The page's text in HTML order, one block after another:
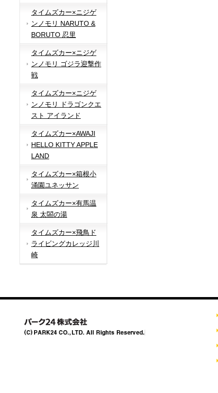
タイムズカー×ニジゲ
ンノモリ NARUTO &
BORUTO 忍里
タイムズカー×ニジゲ
ンノモリ ゴジラ迎撃作
戦
タイムズカー×ニジゲ
ンノモリ ドラゴンクエ
スト アイランド
タイムズカー×AWAJI
HELLO KITTY APPLE
LAND
タイムズカー×箱根小
涌園ユネッサン
タイムズカー×有馬温
泉 太閤の湯
タイムズカー×飛鳥ド
ライビングカレッジ川
崎